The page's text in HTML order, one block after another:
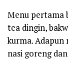
Menu pertama
tea dingin,
kurma. Adapun
nasi goreng